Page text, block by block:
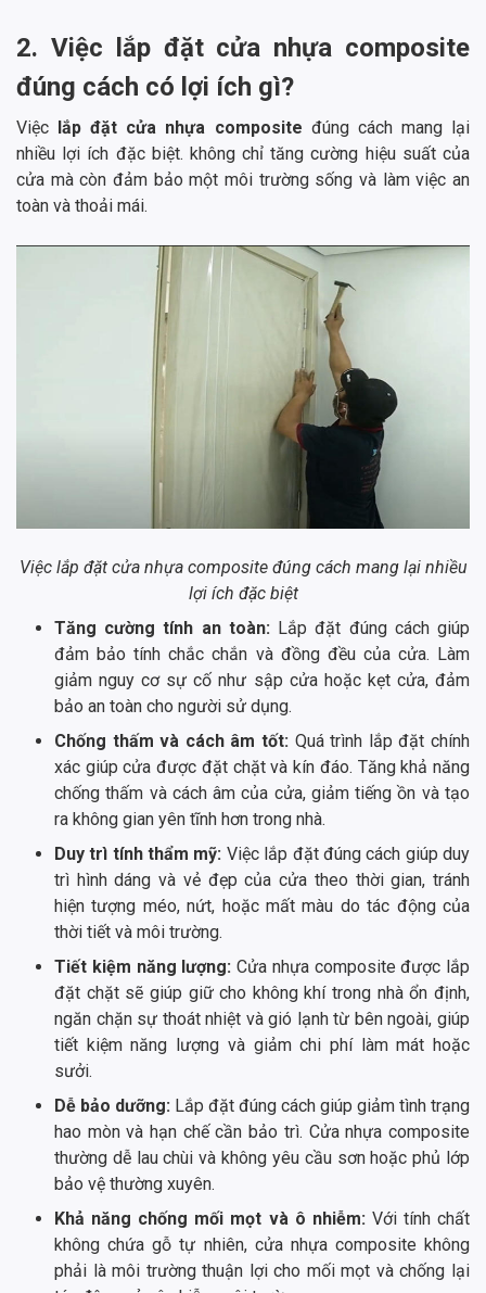
2. Việc lắp đặt cửa nhựa composite
đúng cách có lợi ích gì?
Việc lắp đặt cửa nhựa composite đúng cách mang lại
nhiều lợi ích đặc biệt. không chỉ tăng cường hiệu suất của
cửa mà còn đảm bảo một môi trường sống và làm việc an
toàn và thoải mái.
Việc lắp đặt cửa nhựa composite đúng cách mang lại nhiều
lợi ích đặc biệt
Tăng cường tính an toàn: Lắp đặt đúng cách giúp
đảm bảo tính chắc chắn và đồng đều của cửa. Làm
giảm nguy cơ sự cố như sập cửa hoặc kẹt cửa, đảm
bảo an toàn cho người sử dụng.
Chống thấm và cách âm tốt: Quá trình lắp đặt chính
xác giúp cửa được đặt chặt và kín đáo. Tăng khả năng
chống thấm và cách âm của cửa, giảm tiếng ồn và tạo
ra không gian yên tĩnh hơn trong nhà.
Duy trì tính thẩm mỹ: Việc lắp đặt đúng cách giúp duy
trì hình dáng và vẻ đẹp của cửa theo thời gian, tránh
hiện tượng méo, nứt, hoặc mất màu do tác động của
thời tiết và môi trường.
Tiết kiệm năng lượng: Cửa nhựa composite được lắp
đặt chặt sẽ giúp giữ cho không khí trong nhà ổn định,
ngăn chặn sự thoát nhiệt và gió lạnh từ bên ngoài, giúp
tiết kiệm năng lượng và giảm chi phí làm mát hoặc
sưởi.
Dễ bảo dưỡng: Lắp đặt đúng cách giúp giảm tình trạng
hao mòn và hạn chế cần bảo trì. Cửa nhựa composite
thường dễ lau chùi và không yêu cầu sơn hoặc phủ lớp
bảo vệ thường xuyên.
Khả năng chống mối mọt và ô nhiễm: Với tính chất
không chứa gỗ tự nhiên, cửa nhựa composite không
phải là môi trường thuận lợi cho mối mọt và chống lại